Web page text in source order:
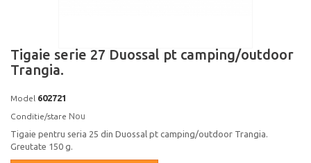
Tigaie serie 27 Duossal pt camping/outdoor
Trangia.
Model 602721
Conditie/stare Nou
Tigaie pentru seria 25 din Duossal pt camping/outdoor Trangia.
Greutate 150 g.